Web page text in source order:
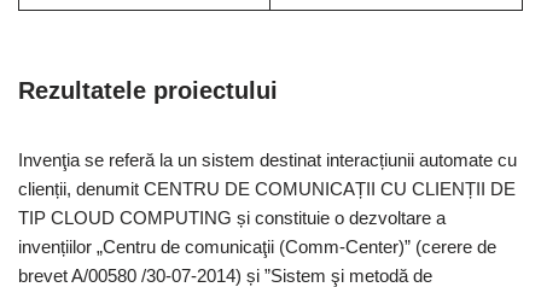
Rezultatele proiectului
Invenţia se referă la un sistem destinat interacțiunii automate cu
clienții, denumit CENTRU DE COMUNICAȚII CU CLIENȚII DE
TIP CLOUD COMPUTING și constituie o dezvoltare a
invențiilor „Centru de comunicaţii (Comm-Center)” (cerere de
brevet A/00580 /30-07-2014) și ”Sistem şi metodă de